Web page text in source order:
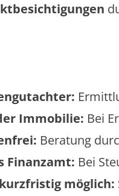
Immobilie: Bei
Beratung
Finanzamt: Bei
möglich: